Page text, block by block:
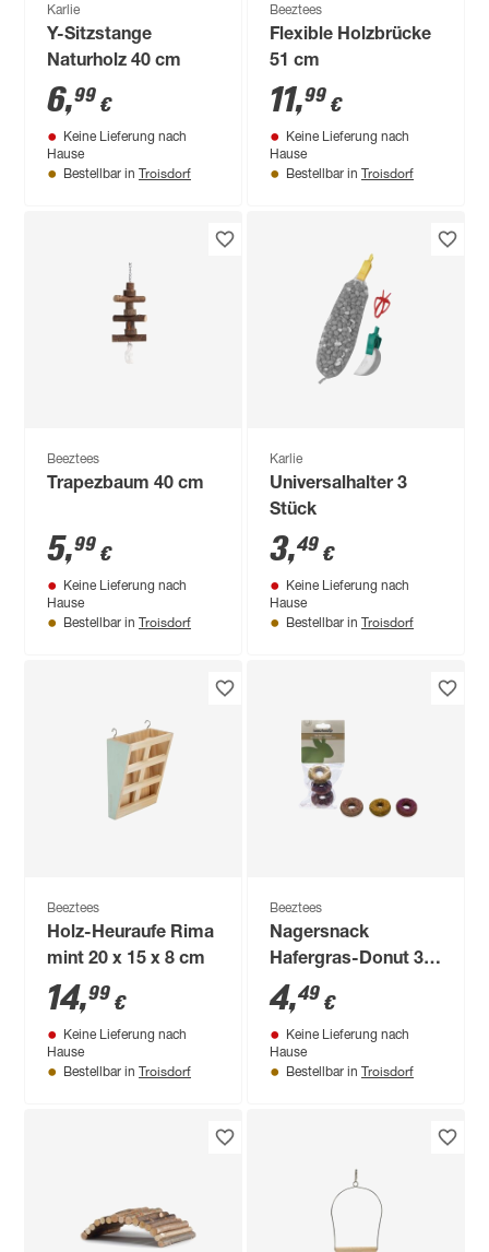
Karlie
Y-Sitzstange
Naturholz 40 cm
6,99 €
Keine Lieferung nach
Hause
Bestellbar in Troisdorf
Beeztees
Flexible Holzbrücke
51 cm
11,99 €
Keine Lieferung nach
Hause
Bestellbar in Troisdorf
Beeztees
Trapezbaum 40 cm
5,99 €
Keine Lieferung nach
Hause
Bestellbar in Troisdorf
Karlie
Universalhalter 3
Stück
3,49 €
Keine Lieferung nach
Hause
Bestellbar in Troisdorf
Beeztees
Holz-Heuraufe Rima
mint 20 x 15 x 8 cm
14,99 €
Keine Lieferung nach
Hause
Bestellbar in Troisdorf
Beeztees
Nagersnack
Hafergras-Donut 3
Stück
4,49 €
Keine Lieferung nach
Hause
Bestellbar in Troisdorf